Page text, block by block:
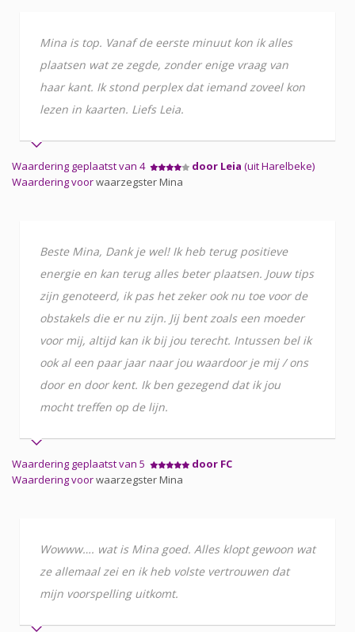
Mina is top. Vanaf de eerste minuut kon ik alles
plaatsen wat ze zegde, zonder enige vraag van
haar kant. Ik stond perplex dat iemand zoveel kon
lezen in kaarten. Liefs Leia.
Waardering geplaatst van 4 door Leia (uit Harelbeke)
Waardering voorwaarzegster Mina
Beste Mina, Dank je wel! Ik heb terug positieve
energie en kan terug alles beter plaatsen. Jouw tips
zijn genoteerd, ik pas het zeker ook nu toe voor de
obstakels die er nu zijn. Jij bent zoals een moeder
voor mij, altijd kan ik bij jou terecht. Intussen bel ik
ook al een paar jaar naar jou waardoor je mij / ons
door en door kent. Ik ben gezegend dat ik jou
mocht treffen op de lijn.
Waardering geplaatst van 5
door FC
Waardering voorwaarzegster Mina
Wowww…. wat is Mina goed. Alles klopt gewoon wat
ze allemaal zei en ik heb volste vertrouwen dat
mijn voorspelling uitkomt.